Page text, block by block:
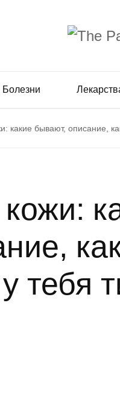
Болезни
какие бывают, описание,
тебя